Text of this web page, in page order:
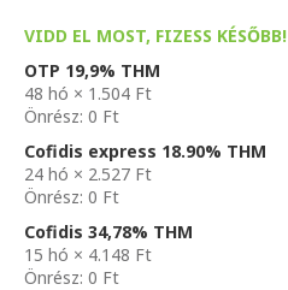
VIDD EL MOST, FIZESS KÉSŐBB!
OTP 19,9% THM
48 hó × 1.504 Ft
Önrész: 0 Ft
Cofidis express 18.90% THM
24 hó × 2.527 Ft
Önrész: 0 Ft
Cofidis 34,78% THM
15 hó × 4.148 Ft
Önrész: 0 Ft